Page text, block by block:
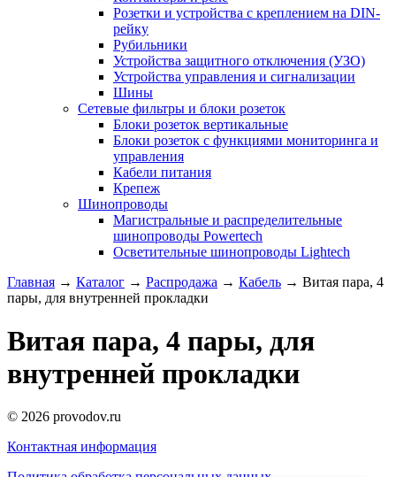
Розетки и устройства с креплением на DIN-
рейку
Рубильники
Устройства защитного отключения (УЗО)
Устройства управления и сигнализации
Шины
Сетевые фильтры и блоки розеток
Блоки розеток вертикальные
Блоки розеток с функциями мониторинга и
управления
Кабели питания
Крепеж
Шинопроводы
Магистральные и распределительные
шинопроводы Powertech
Осветительные шинопроводы Lightech
Главная → Каталог → Распродажа → Кабель → Витая пара, 4
пары, для внутренней прокладки
Витая пара, 4 пары, для
внутренней прокладки
© 2026 provodov.ru
Контактная информация